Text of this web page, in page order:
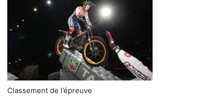
Classement de l’épreuve